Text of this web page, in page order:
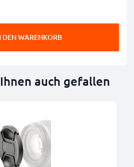
DEN WARENKORB
auch gefallen